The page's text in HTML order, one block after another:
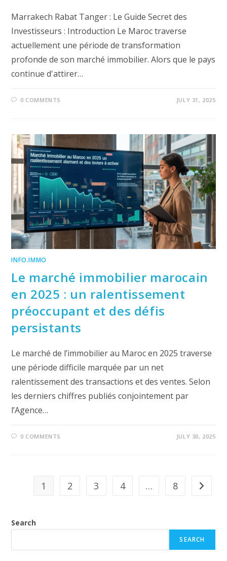
Marrakech Rabat Tanger : Le Guide Secret des
Investisseurs : Introduction Le Maroc traverse
actuellement une période de transformation
profonde de son marché immobilier. Alors que le pays
continue d'attirer…
0 COMMENTS JULY 31, 2025
INFO.IMMO
Le marché immobilier marocain
en 2025 : un ralentissement
préoccupant et des défis
persistants
Le marché de l’immobilier au Maroc en 2025 traverse
une période difficile marquée par un net
ralentissement des transactions et des ventes. Selon
les derniers chiffres publiés conjointement par
l’Agence…
0 COMMENTS JULY 30, 2025
1 2 3 4 … 8 Go to
Search
SEARCH